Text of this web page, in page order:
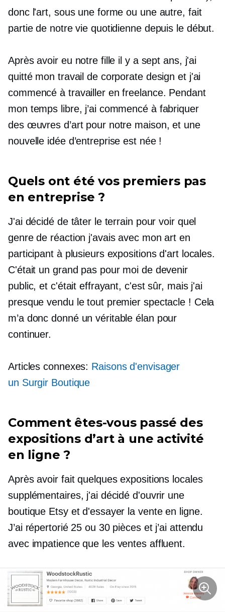
donc l'art, sous une forme ou une autre, fait
partie de notre vie quotidienne depuis le début.
Après avoir eu notre fille il y a sept ans, j'ai
quitté mon travail de corporate design et j'ai
commencé à travailler en freelance. Pendant
mon temps libre, j’ai commencé à fabriquer
des œuvres d’art pour notre maison, et une
nouvelle idée d’entreprise est née !
Quels ont été vos premiers pas
en entreprise ?
J'ai décidé de tâter le terrain pour voir quel
genre de réaction j'avais avec mon art en
participant à plusieurs expositions d'art locales.
C'était un grand pas pour moi de devenir
public, et c'était effrayant, c'est sûr, mais j'ai
presque vendu le tout premier spectacle ! Cela
m’a donc donné un véritable élan pour
continuer.
Articles connexes: Raisons d'envisager
un Surgir Boutique
Comment êtes-vous passé des
expositions d’art à une activité
en ligne ?
Après avoir fait quelques expositions locales
supplémentaires, j'ai décidé d'ouvrir une
boutique Etsy et d'essayer la vente en ligne.
J’ai répertorié 25 ou 30 pièces et j’ai attendu
avec impatience que les ventes affluent.